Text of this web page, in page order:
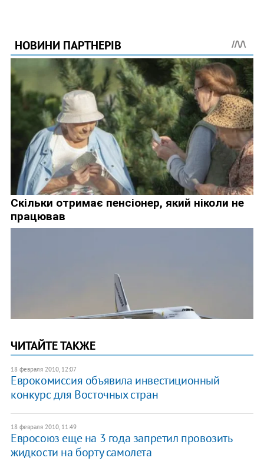
ЧИТАЙТЕ ТАКЖЕ
18 февраля 2010, 12:07
Еврокомиссия объявила инвестиционный
конкурс для Восточных стран
18 февраля 2010, 11:49
Евросоюз еще на 3 года запретил провозить
жидкости на борту самолета